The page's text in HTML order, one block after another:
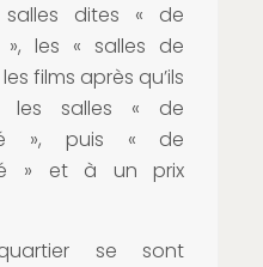
salles dites « de
», les « salles de
films après qu’ils
les salles « de
», puis « de
» et à un prix
se sont